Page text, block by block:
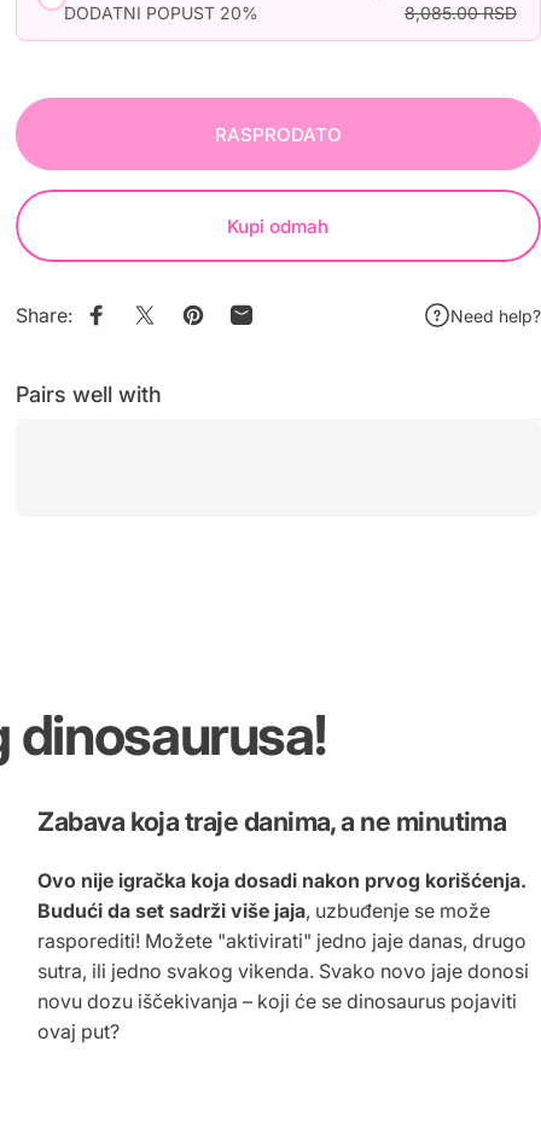
DODATNI POPUST 20% 8,085.00 RSD
RASPRODATO
Kupi odmah
Share: Need help?
Pairs well with
dinosaurusa!
Zabava koja traje danima, a ne minutima
Ovo nije igračka koja dosadi nakon prvog korišćenja.
Budući da set sadrži više jaja, uzbuđenje se može
rasporediti! Možete "aktivirati" jedno jaje danas, drugo
sutra, ili jedno svakog vikenda. Svako novo jaje donosi
novu dozu iščekivanja – koji će se dinosaurus pojaviti
ovaj put?